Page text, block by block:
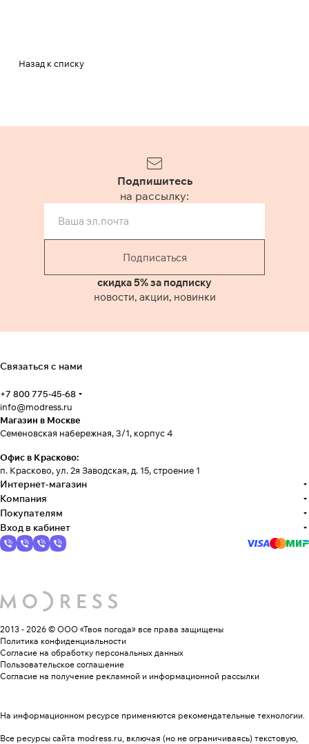
Назад к списку
Подпишитесь
на рассылку:
Подписаться
скидка 5% за подписку
новости, акции, новинки
Связаться с нами
+7 800 775-45-68
info@modress.ru
Магазин в Москве
Семеновская набережная, 3/1, корпус 4
Офис в Красково:
п. Красково, ул. 2я Заводская, д. 15, строение 1
Интернет-магазин
Компания
Покупателям
Вход в кабинет
2013 - 2026 © ООО «Твоя погода» все права защищены
Политика конфиденциальности
Согласие на обработку персональных данных
Пользовательское соглашение
Согласие на получение рекламной и информационной рассылки
На информационном ресурсе применяются рекомендательные технологии.
Все ресурсы сайта modress.ru, включая (но не ограничиваясь) текстовую,